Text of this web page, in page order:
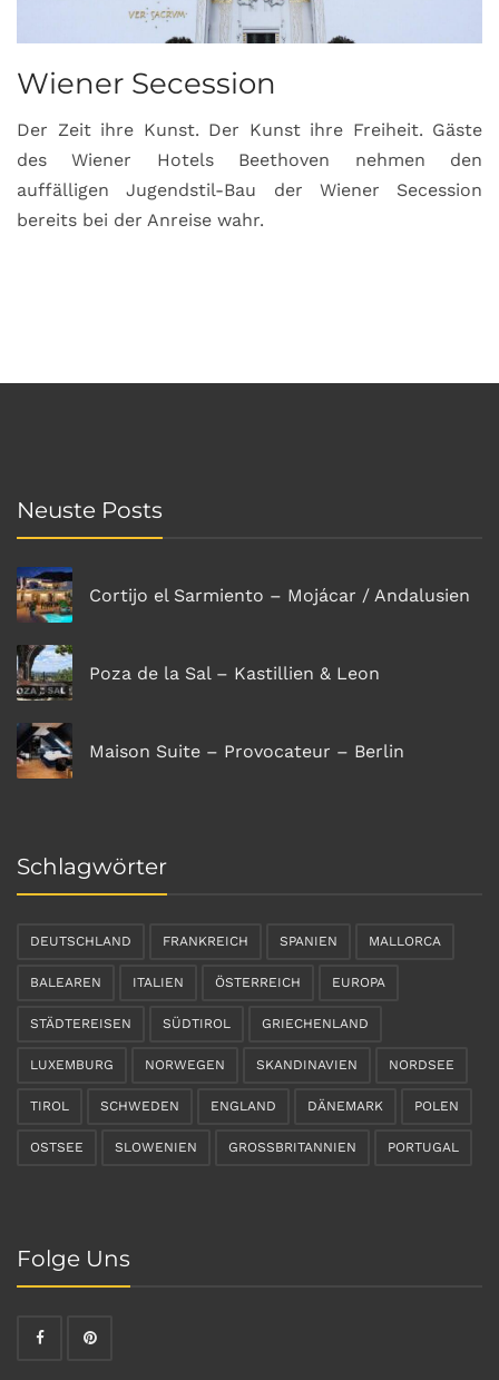
Wiener Secession
Der Zeit ihre Kunst. Der Kunst ihre Freiheit. Gäste
des Wiener Hotels Beethoven nehmen den
auffälligen Jugendstil-Bau der Wiener Secession
bereits bei der Anreise wahr.
Neuste Posts
Cortijo el Sarmiento – Mojácar / Andalusien
Poza de la Sal – Kastillien & Leon
Maison Suite – Provocateur – Berlin
Schlagwörter
DEUTSCHLAND FRANKREICH SPANIEN MALLORCA
BALEAREN ITALIEN ÖSTERREICH EUROPA
STÄDTEREISEN SÜDTIROL GRIECHENLAND
LUXEMBURG NORWEGEN SKANDINAVIEN NORDSEE
TIROL SCHWEDEN ENGLAND DÄNEMARK POLEN
OSTSEE SLOWENIEN GROSSBRITANNIEN PORTUGAL
Folge Uns